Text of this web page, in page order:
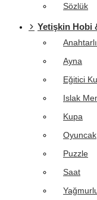
Sözlük
Yetişkin Hobi
Ayna
Eğitici
Islak
Kupa
Oyuncak
Puzzle
Saat